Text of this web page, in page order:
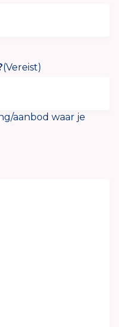
(Vereist)
aanbod waar je